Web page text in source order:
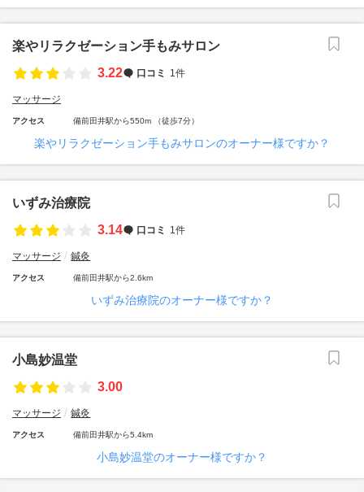
楽やリラクゼーション手もみサロン
3.22
口コミ 1件
マッサージ
アクセス 備前田井駅から550m （徒歩7分）
楽やリラクゼーション手もみサロンのオーナー様ですか？
いずみ治療院
3.14
口コミ 1件
マッサージ 鍼灸
アクセス 備前田井駅から2.6km
いずみ治療院のオーナー様ですか？
小島妙温堂
3.00
マッサージ 鍼灸
アクセス 備前田井駅から5.4km
小島妙温堂のオーナー様ですか？